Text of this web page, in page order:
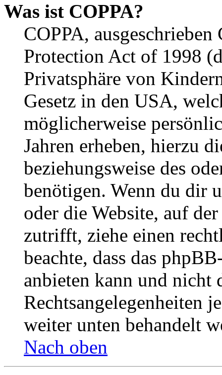
Was ist COPPA?
COPPA,
Protection Act of 1998
Privatsphäre von
Gesetz in den USA,
möglicherweise
Jahren erheben, hierzu
beziehungsweise des
benötigen. Wenn du dir
oder die Website, auf
zutrifft, ziehe einen
beachte, dass das
anbieten kann und nicht
Rechtsangelegenheiten
weiter unten behandelt
Nach oben